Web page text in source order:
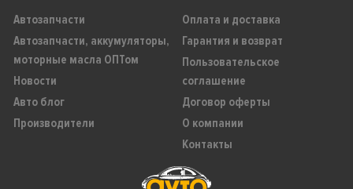
Автозапчасти
Автозапчасти, аккумуляторы,
моторные масла ОПТом
Новости
Авто блог
Производители
Оплата и доставка
Гарантия и возврат
Пользовательское
соглашение
Договор оферты
О компании
Контакты